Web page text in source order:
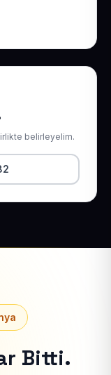
belirleyelim.
Bitti.